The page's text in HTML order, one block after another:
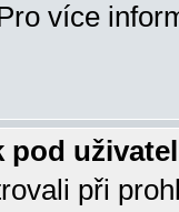
více
pod
při